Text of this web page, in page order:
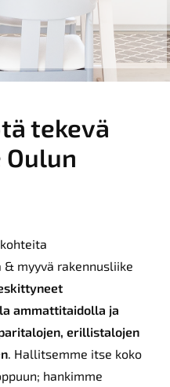
tekevä
myyvä rakennusliike
ammattitaidolla ja
erillistalojen
. Hallitsemme itse koko
hankimme